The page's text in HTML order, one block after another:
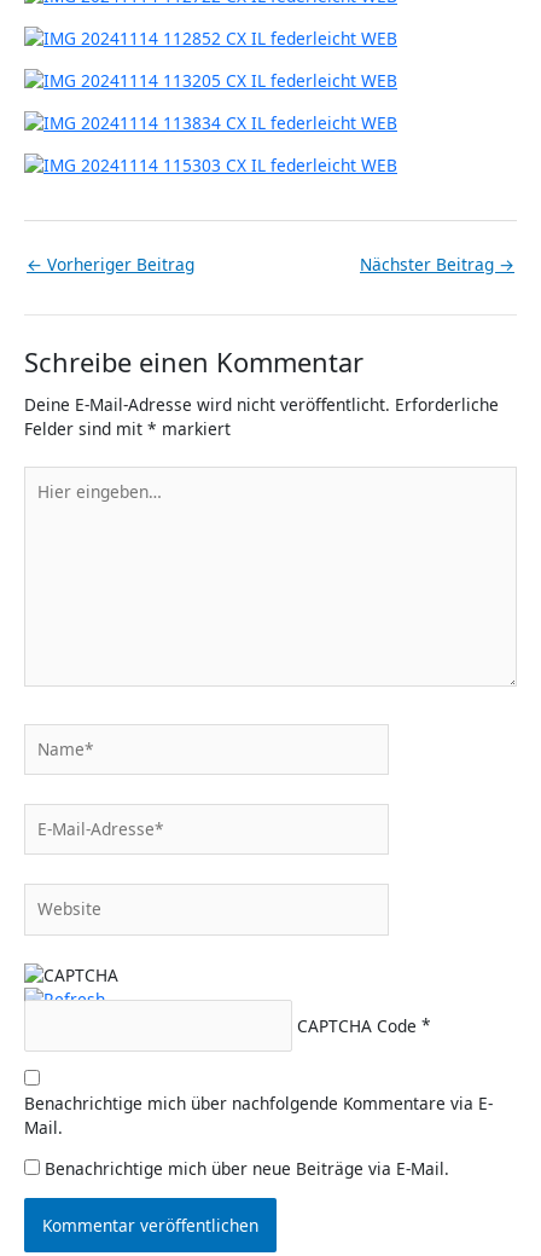
← Vorheriger Beitrag Nächster Beitrag →
Schreibe einen Kommentar
Deine E-Mail-Adresse wird nicht veröffentlicht. Erforderliche
Felder sind mit * markiert
eingeben…
Mail-
Adresse*
CAPTCHA Code *
Benachrichtige mich über nachfolgende Kommentare via E-
Mail.
Benachrichtige mich über neue Beiträge via E-Mail.